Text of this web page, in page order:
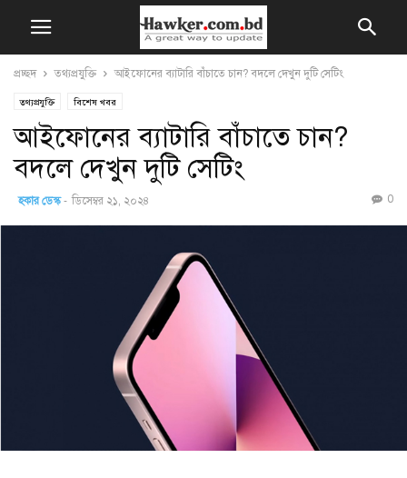
প্রচ্ছদ তথ্যপ্রযুক্তি আইফোনের ব্যাটারি বাঁচাতে চান? বদলে দেখুন দুটি সেটিং
তথ্যপ্রযুক্তি বিশেষ খবর
আইফোনের ব্যাটারি বাঁচাতে চান?
বদলে দেখুন দুটি সেটিং
হকার ডেস্ক - ডিসেম্বর ২১, ২০২৪ 0